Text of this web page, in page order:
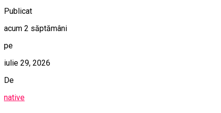
Publicat
acum 2 săptămâni
pe
iulie 29, 2026
De
native